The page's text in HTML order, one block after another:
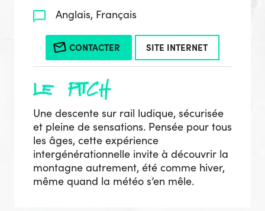
Anglais, Français
CONTACTER SITE INTERNET
le pitch
Une descente sur rail ludique, sécurisée
et pleine de sensations. Pensée pour tous
les âges, cette expérience
intergénérationnelle invite à découvrir la
montagne autrement, été comme hiver,
même quand la météo s’en mêle.